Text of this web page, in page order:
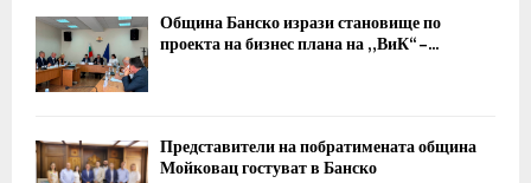
Община Банско изрази становище по
проекта на бизнес плана на „ВиК“ –...
Представители на побратимената община
Мойковац гостуват в Банско